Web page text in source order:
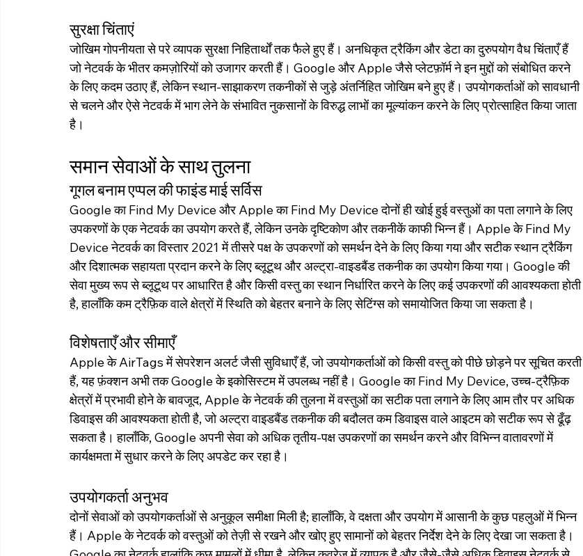
सुरक्षा चिंताएं
जोखिम गोपनीयता से परे व्यापक सुरक्षा निहितार्थों तक फैले हुए हैं। अनधिकृत ट्रैकिंग और डेटा का दुरुपयोग वैध चिंताएँ हैं
जो नेटवर्क के भीतर कमज़ोरियों को उजागर करती हैं। Google और Apple जैसे प्लेटफ़ॉर्म ने इन मुद्दों को संबोधित करने
के लिए कदम उठाए हैं, लेकिन स्थान-साझाकरण तकनीकों से जुड़े अंतर्निहित जोखिम बने हुए हैं। उपयोगकर्ताओं को सावधानी
से चलने और ऐसे नेटवर्क में भाग लेने के संभावित नुकसानों के विरुद्ध लाभों का मूल्यांकन करने के लिए प्रोत्साहित किया जाता
है।
समान सेवाओं के साथ तुलना
गूगल बनाम एप्पल की फाइंड माई सर्विस
Google का Find My Device और Apple का Find My Device दोनों ही खोई हुई वस्तुओं का पता लगाने के लिए
उपकरणों के एक नेटवर्क का उपयोग करते हैं, लेकिन उनके दृष्टिकोण और तकनीकें काफी भिन्न हैं। Apple के Find My
Device नेटवर्क का विस्तार 2021 में तीसरे पक्ष के उपकरणों को समर्थन देने के लिए किया गया और सटीक स्थान ट्रैकिंग
और दिशात्मक सहायता प्रदान करने के लिए ब्लूटूथ और अल्ट्रा-वाइडबैंड तकनीक का उपयोग किया गया। Google की
सेवा मुख्य रूप से ब्लूटूथ पर आधारित है और किसी वस्तु का स्थान निर्धारित करने के लिए कई उपकरणों की आवश्यकता होती
है, हालाँकि कम ट्रैफ़िक वाले क्षेत्रों में स्थिति को बेहतर बनाने के लिए सेटिंग्स को समायोजित किया जा सकता है।
विशेषताएँ और सीमाएँ
Apple के AirTags में सेपरेशन अलर्ट जैसी सुविधाएँ हैं, जो उपयोगकर्ताओं को किसी वस्तु को पीछे छोड़ने पर सूचित करती
हैं, यह फ़ंक्शन अभी तक Google के इकोसिस्टम में उपलब्ध नहीं है। Google का Find My Device, उच्च-ट्रैफ़िक
क्षेत्रों में प्रभावी होने के बावजूद, Apple के नेटवर्क की तुलना में वस्तुओं का सटीक पता लगाने के लिए आम तौर पर अधिक
डिवाइस की आवश्यकता होती है, जो अल्ट्रा वाइडबैंड तकनीक की बदौलत कम डिवाइस वाले आइटम को सटीक रूप से ढूँढ़
सकता है। हालाँकि, Google अपनी सेवा को अधिक तृतीय-पक्ष उपकरणों का समर्थन करने और विभिन्न वातावरणों में
कार्यक्षमता में सुधार करने के लिए अपडेट कर रहा है।
उपयोगकर्ता अनुभव
दोनों सेवाओं को उपयोगकर्ताओं से अनुकूल समीक्षा मिली है; हालाँकि, वे दक्षता और उपयोग में आसानी के कुछ पहलुओं में भिन्न
हैं। Apple के नेटवर्क को वस्तुओं को तेज़ी से रखने और खोए हुए सामानों को बेहतर निर्देश देने के लिए देखा जा सकता है।